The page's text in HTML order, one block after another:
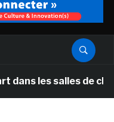
salles de classe des